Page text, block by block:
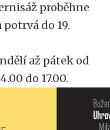
proběhne
potrvá do 19.
až pátek od
do 17.00.